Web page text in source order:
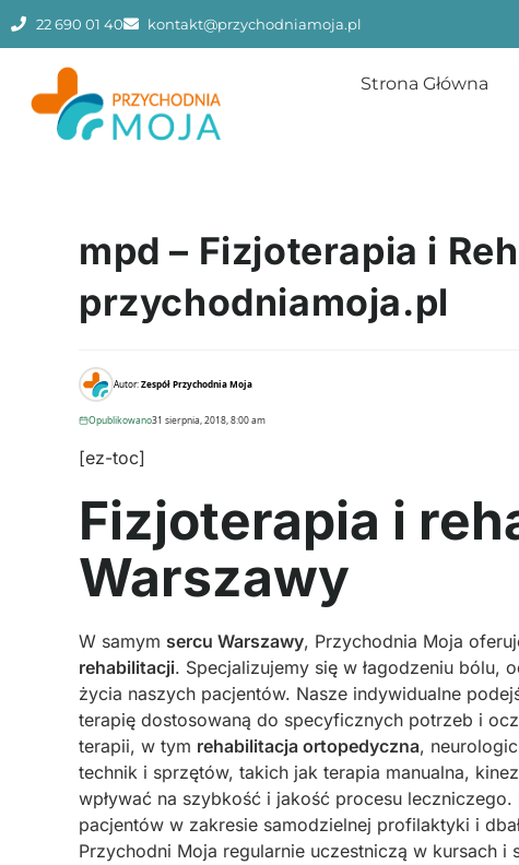
22 690 01 40 kontakt@przychodniamoja.pl
Strona Główna
mpd – Fizjoterapia i
przychodniamoja.pl
Autor:Zespół Przychodnia Moja
Opublikowano31 sierpnia, 2018, 8:00 am
[ez-toc]
Fizjoterapia i
Warszawy
W samym sercu Warszawy, Przychodnia Moja
rehabilitacji. Specjalizujemy się w łagodzeniu
życia naszych pacjentów. Nasze indywidualne
terapię dostosowaną do specyficznych potrzeb i
terapii, w tym rehabilitacja ortopedyczna,
technik i sprzętów, takich jak terapia manualna,
wpływać na szybkość i jakość procesu
pacjentów w zakresie samodzielnej profilaktyki i
Przychodni Moja regularnie uczestniczą w kursach i